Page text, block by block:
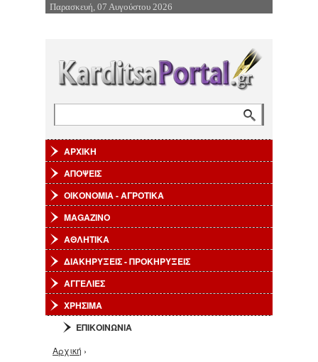
Επιστροφή στην Πλοήγηση
Παρασκευή, 07 Αυγούστου 2026
ΑΡΧΙΚΗ
ΑΠΟΨΕΙΣ
ΟΙΚΟΝΟΜΙΑ - ΑΓΡΟΤΙΚΑ
MAGAZINO
ΑΘΛΗΤΙΚΑ
ΔΙΑΚΗΡΥΞΕΙΣ - ΠΡΟΚΗΡΥΞΕΙΣ
ΑΓΓΕΛΙΕΣ
ΧΡΗΣΙΜΑ
ΕΠΙΚΟΙΝΩΝΙΑ
Είστε εδώ
Αρχική ›